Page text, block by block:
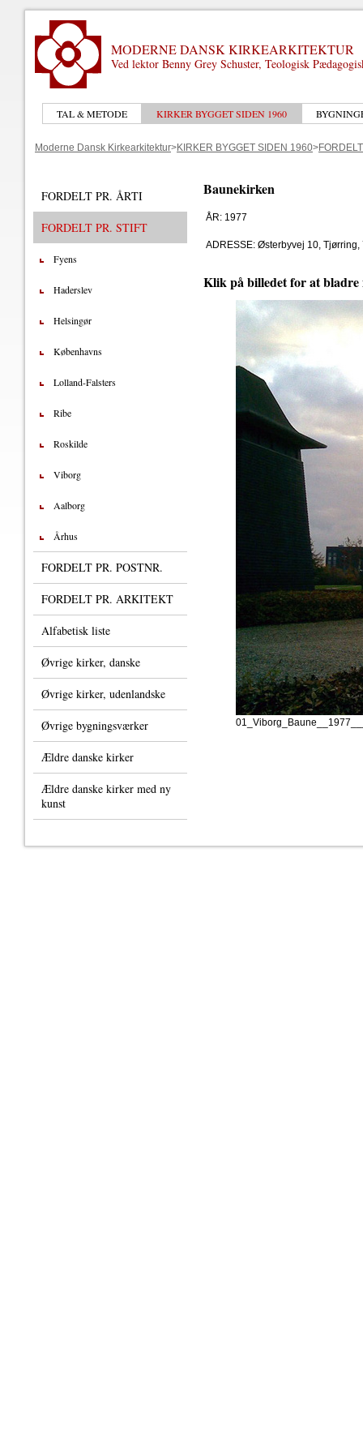
MODERNE DANSK KIRKEARKITEKTUR
Ved lektor Benny Grey Schuster, Teologisk
TAL & METODE KIRKER BYGGET SIDEN 1960
Moderne Dansk Kirkearkitektur>KIRKER BYGGET SIDEN 1960>
FORDELT PR. ÅRTI
FORDELT PR. STIFT
Fyens
Haderslev
Helsingør
Københavns
Lolland-Falsters
Ribe
Roskilde
Viborg
Aalborg
Århus
FORDELT PR. POSTNR.
FORDELT PR. ARKITEKT
Alfabetisk liste
Øvrige kirker, danske
Øvrige kirker, udenlandske
Øvrige bygningsværker
Ældre danske kirker
Ældre danske kirker med ny
kunst
Baunekirken
ÅR: 1977
ADRESSE: Østerbyvej 10,
Klik på billedet for at bladre